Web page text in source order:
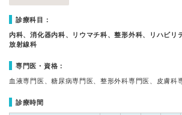
診療科目：
内科、消化器内科、リウマチ科、整形外科、リハビリ
放射線科
専門医・資格：
血液専門医、糖尿病専門医、整形外科専門医、皮膚科
診療時間